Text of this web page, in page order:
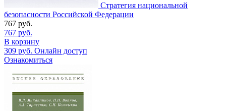
Стратегия национальной
безопасности Российской Федерации
767 руб.
767 руб.
В корзину
309 руб. Онлайн доступ
Ознакомиться